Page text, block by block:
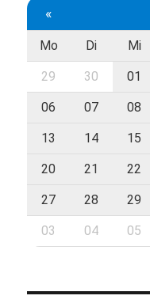
«
Mo Di Mi
29 30 01
06 07 08
13 14 15
20 21 22
27 28 29
03 04 05